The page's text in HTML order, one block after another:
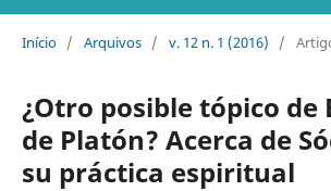
Início / Arquivos / v. 12 n. 1 (2016) /
¿Otro posible tópico de
de Platón? Acerca de
su práctica espiritual